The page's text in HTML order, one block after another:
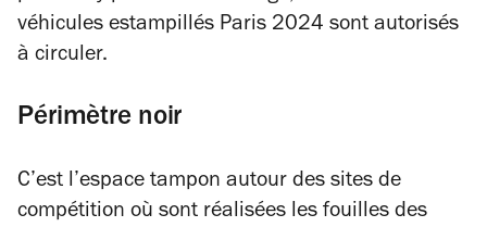
véhicules estampillés Paris 2024 sont autorisés
à circuler.
Périmètre noir
C’est l’espace tampon autour des sites de
compétition où sont réalisées les fouilles des